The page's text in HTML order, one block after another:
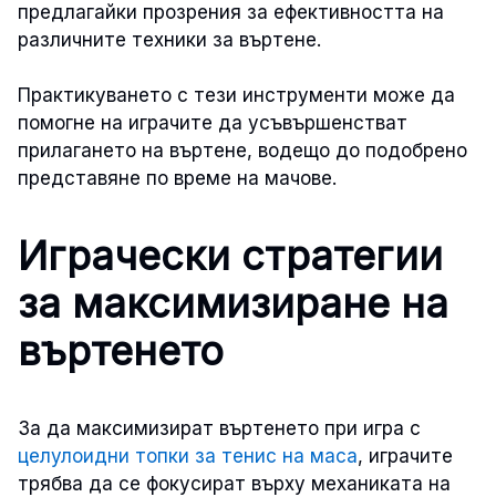
предлагайки прозрения за ефективността на
различните техники за въртене.
Практикуването с тези инструменти може да
помогне на играчите да усъвършенстват
прилагането на въртене, водещо до подобрено
представяне по време на мачове.
Играчески стратегии
за максимизиране на
въртенето
За да максимизират въртенето при игра с
целулоидни топки за тенис на маса, играчите
трябва да се фокусират върху механиката на